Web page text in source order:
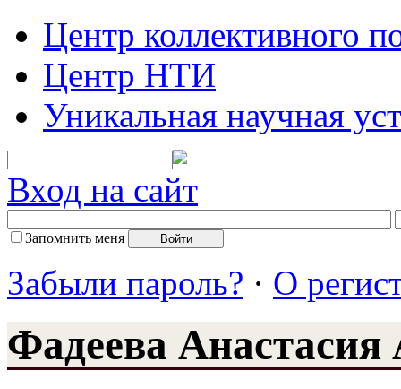
Центр коллективного
Центр НТИ
Уникальная научная
Вход на сайт
Запомнить меня
Забыли пароль? · О
Фадеева Анастасия